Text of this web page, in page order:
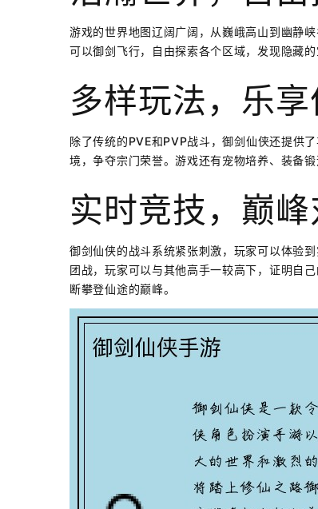
游戏的世界地图辽阔广阔，从巍峨高山到幽静
可以御剑飞行，自由探索各个区域，发现隐藏
多样玩法，乐
除了传统的PVE和PVP战斗，御剑仙侠还提供
境，争夺宗门荣誉。游戏还有宠物培养、装备
实时竞技，巅
御剑仙侠的战斗系统紧张刺激，玩家可以体验
团战，玩家可以与其他高手一较高下，证明自
断攀登仙途的巅峰。